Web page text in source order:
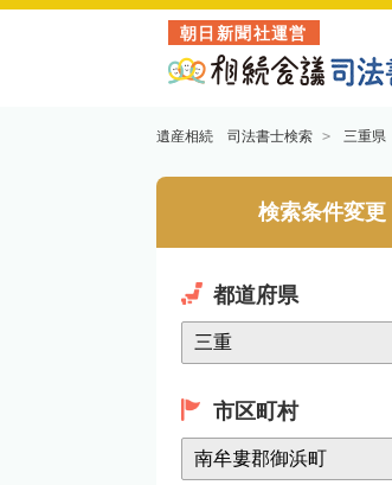
朝日新聞社運営
遺産相続 司法書士検索 三重
検索条件変更
都道府県
市区町村